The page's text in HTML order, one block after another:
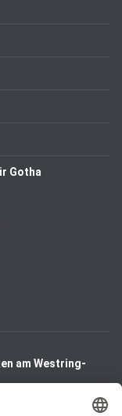
Gotha
am Westring-